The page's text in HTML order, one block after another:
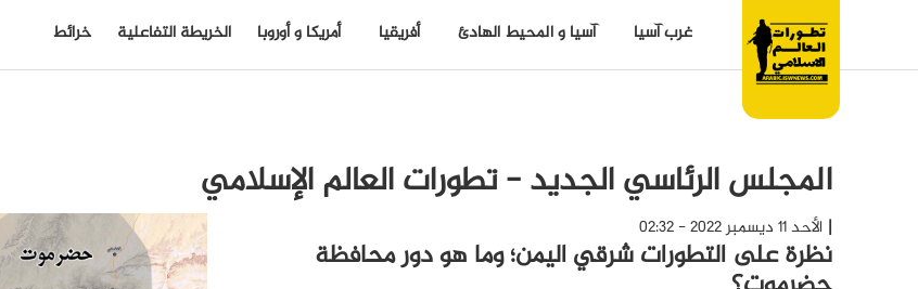
غرب آسيا آسيا و المحيط الهادئ أفريقيا أمريكا و أوروبا الخريطة التفاعلية خرائط
المجلس الرئاسي الجديد - تطورات العالم الإسلامي
الأحد 11 ديسمبر 2022 - 02:32
نظرة على التطورات شرقي اليمن؛ وما هو دور محافظة